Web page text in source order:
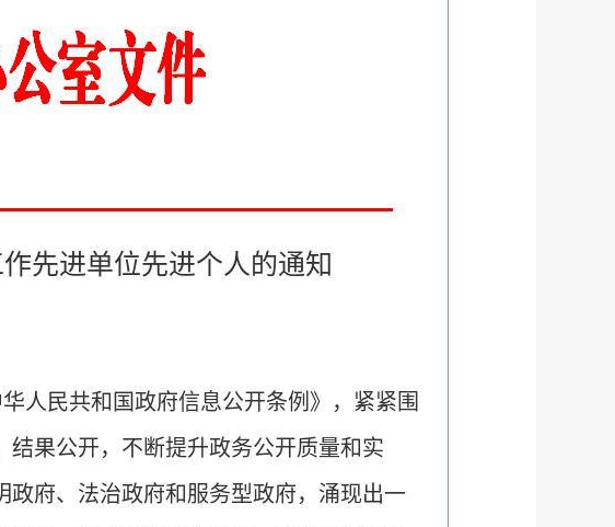
先进单位先进个人的通知
人民共和国政府信息公开条例》，紧紧围
果公开，不断提升政务公开质量和实
府、法治政府和服务型政府，涌现出一